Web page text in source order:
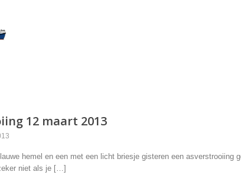
12 maart 2013
hemel en een met een licht briesje gisteren een asverstrooiing
niet als je […]